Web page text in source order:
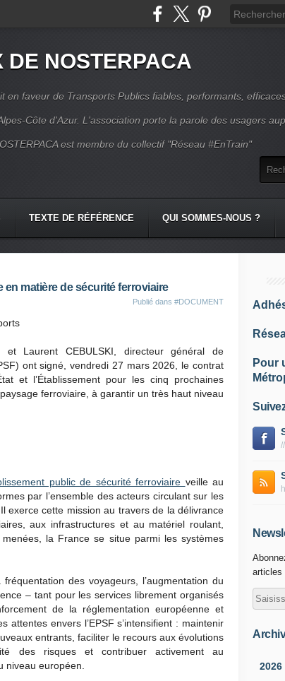
DE NOSTERPACA
en faveur de Transports Publics fiables, performants,
Côte d'Azur. L'association porte la parole des usagers
est membre du collectif "Réseau #EnTrain"
TEXTE DE RÉFÉRENCE QUI SOMMES-NOUS ?
en matière de sécurité ferroviaire
Publié dans #DOCUMENT
et Laurent CEBULSKI, directeur général de
ont signé, vendredi 27 mars 2026, le contrat
et l’Établissement pour les cinq prochaines
ferroviaire, à garantir un très haut niveau
public de sécurité ferroviaire veille au
par l’ensemble des acteurs circulant sur les
exerce cette mission au travers de la délivrance
aux infrastructures et au matériel roulant,
la France se situe parmi les systèmes
des voyageurs, l’augmentation du
– tant pour les services librement organisés
de la réglementation européenne et
attentes envers l’EPSF s’intensifient : maintenir
entrants, faciliter le recours aux évolutions
des risques et contribuer activement au
niveau européen.
Pour
articles
2026